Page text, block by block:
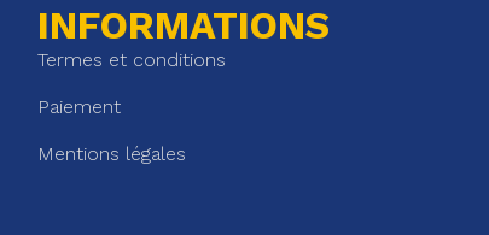
INFORMATIONS
Termes et conditions
Paiement
Mentions légales